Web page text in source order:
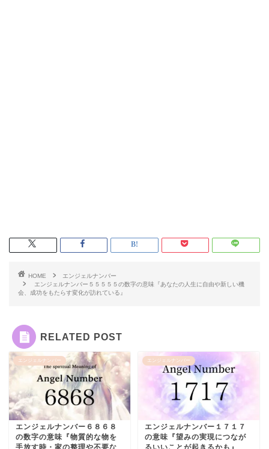
HOME
エンジェルナンバー
エンジェルナンバー５５５５５の数字の意味『あなたの人生に自由や新しい機
会、成功をもたらす変化が訪れている』
RELATED POST
エンジェルナンバー
エンジェルナンバー６８６８
の数字の意味『物質的な物を
手放す時・家の整理や不要な
エンジェルナンバー
エンジェルナンバー１７１７
の意味『望みの実現につなが
るいいことが起きるかも』